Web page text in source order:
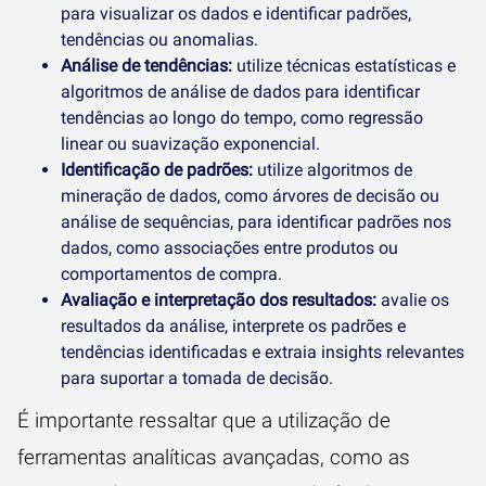
para visualizar os dados e identificar padrões,
tendências ou anomalias.
Análise de tendências: utilize técnicas estatísticas e
algoritmos de análise de dados para identificar
tendências ao longo do tempo, como regressão
linear ou suavização exponencial.
Identificação de padrões: utilize algoritmos de
mineração de dados, como árvores de decisão ou
análise de sequências, para identificar padrões nos
dados, como associações entre produtos ou
comportamentos de compra.
Avaliação e interpretação dos resultados: avalie os
resultados da análise, interprete os padrões e
tendências identificadas e extraia insights relevantes
para suportar a tomada de decisão.
É importante ressaltar que a utilização de
ferramentas analíticas avançadas, como as